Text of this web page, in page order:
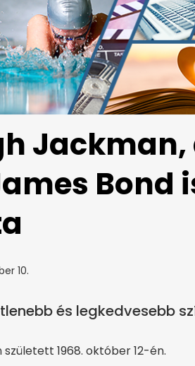
Bond
10.
és legkedvesebb
1968. október 12-én.